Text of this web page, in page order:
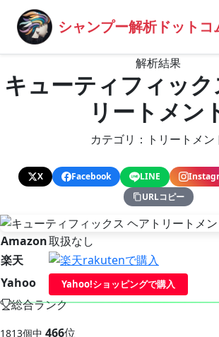
シャンプー解析ドットコ
解析結果
キューティフィック
リートメン
カテゴリ：トリートメン
X Facebook LINE
URLコピー
Amazon取扱なし
楽天
Yahoo
Yahoo!ショッピングで購入
総合ランク
1813個中 466位